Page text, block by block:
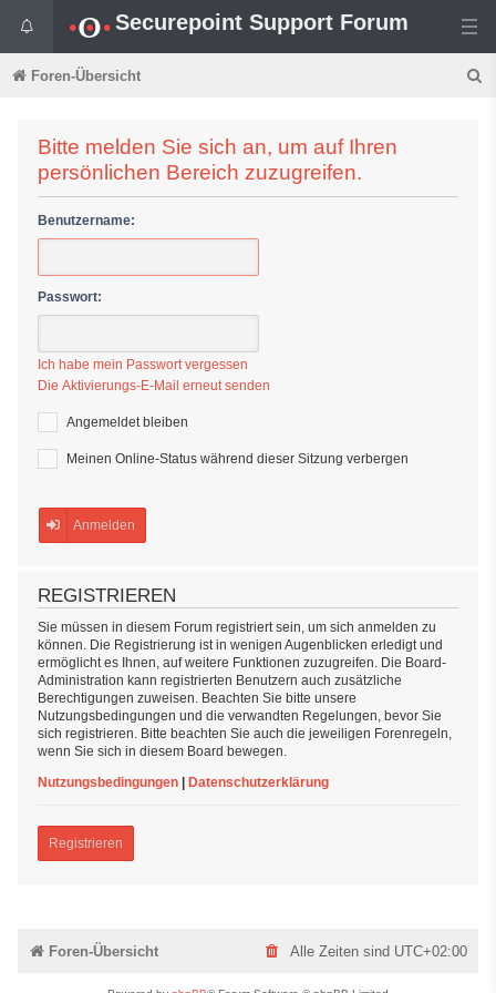
Securepoint Support Forum
Foren-Übersicht
Bitte melden Sie sich an, um auf Ihren
persönlichen Bereich zuzugreifen.
Benutzername:
Passwort:
Ich habe mein Passwort vergessen
Die Aktivierungs-E-Mail erneut senden
Angemeldet bleiben
Meinen Online-Status während dieser Sitzung verbergen
Anmelden
REGISTRIEREN
Sie müssen in diesem Forum registriert sein, um sich anmelden zu
können. Die Registrierung ist in wenigen Augenblicken erledigt und
ermöglicht es Ihnen, auf weitere Funktionen zuzugreifen. Die Board-
Administration kann registrierten Benutzern auch zusätzliche
Berechtigungen zuweisen. Beachten Sie bitte unsere
Nutzungsbedingungen und die verwandten Regelungen, bevor Sie
sich registrieren. Bitte beachten Sie auch die jeweiligen Forenregeln,
wenn Sie sich in diesem Board bewegen.
Nutzungsbedingungen | Datenschutzerklärung
Registrieren
Foren-Übersicht Alle Zeiten sind UTC+02:00